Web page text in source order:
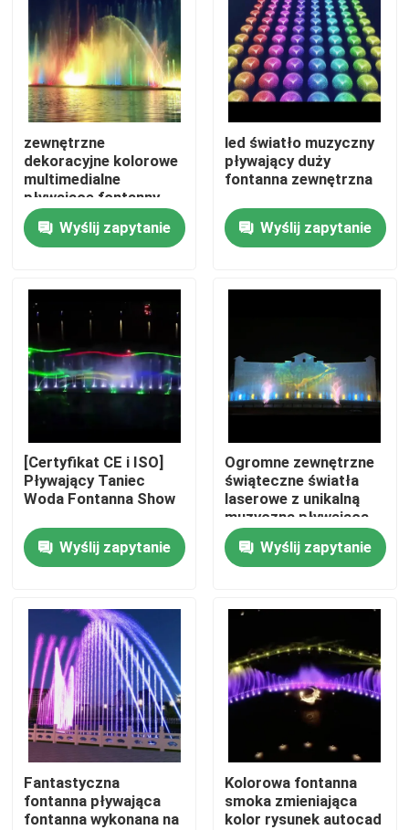
Dom
Produkty
Wycieczka po fabryce
Kontrola jakości
Poprosić o wycenę
pływająca fontanna
Fontany jeziora
muzyczna fontanna
zewnętrzne
dekoracyjne kolorowe
multimedialne
pływające fontanny
wodne
Wyślij zapytanie
led światło muzyczny
pływający duży
fontanna zewnętrzna
Wyślij zapytanie
[Certyfikat CE i ISO]
Pływający Taniec
Woda Fontanna Show
Wyślij zapytanie
Ogromne zewnętrzne
świąteczne światła
laserowe z unikalną
muzyczną pływającą
fontanną w jeziorze
Wyślij zapytanie
Fantastyczna
fontanna pływająca
fontanna wykonana na
Kolorowa fontanna
smoka zmieniająca
kolor rysunek autocad